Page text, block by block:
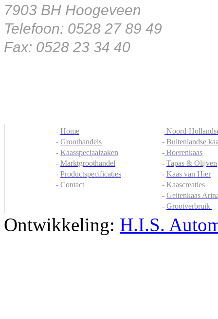
7903 BH Hoogeveen
Telefoon: 0528 27 89 49
Fax: 0528 23 34 40
- Home - Noord-
- Groothandels - Buitenlandse
- Kaasspeciaalzaken - Boerenkaas
- Marktgroothandel - Tapas & Olijven
- Productspecificaties - Kaas van Hier
- Contact - Kaascreaties
- Geitenkaas
- Grootverbruik
Ontwikkeling: H.I.S.